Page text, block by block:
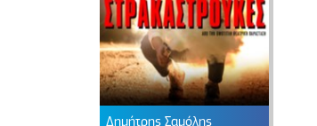
Δημήτρης Σαμόλης